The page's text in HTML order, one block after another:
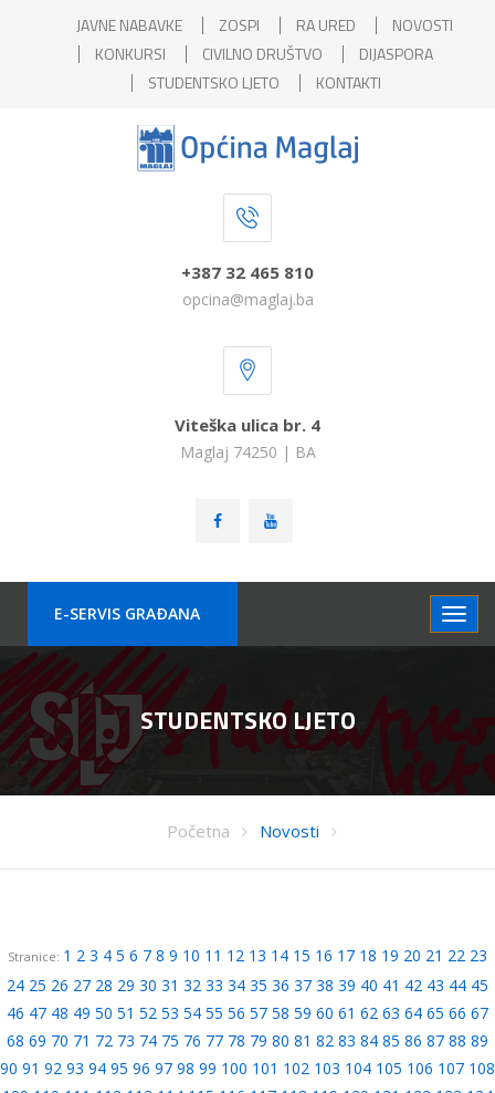
JAVNE NABAVKE ZOSPI RA URED
NOVOSTI
KONKURSI
CIVILNO DRUŠTVO
DIJASPORA
STUDENTSKO LJETO
KONTAKTI
+387 32 465 810
opcina@maglaj.ba
Viteška ulica br. 4
Maglaj 74250 | BA
E-SERVIS GRAÐANA
STUDENTSKO LJETO
Početna Novosti
Stranice: 1 2 3 4 5 6 7 8 9 10 11 12 13 14 15 16 17 18 19 20 21 22 23
24 25 26 27 28 29 30 31 32 33 34 35 36 37 38 39 40 41 42 43 44 45
46 47 48 49 50 51 52 53 54 55 56 57 58 59 60 61 62 63 64 65 66 67
68 69 70 71 72 73 74 75 76 77 78 79 80 81 82 83 84 85 86 87 88 89
90 91 92 93 94 95 96 97 98 99 100 101 102 103 104 105 106 107 108